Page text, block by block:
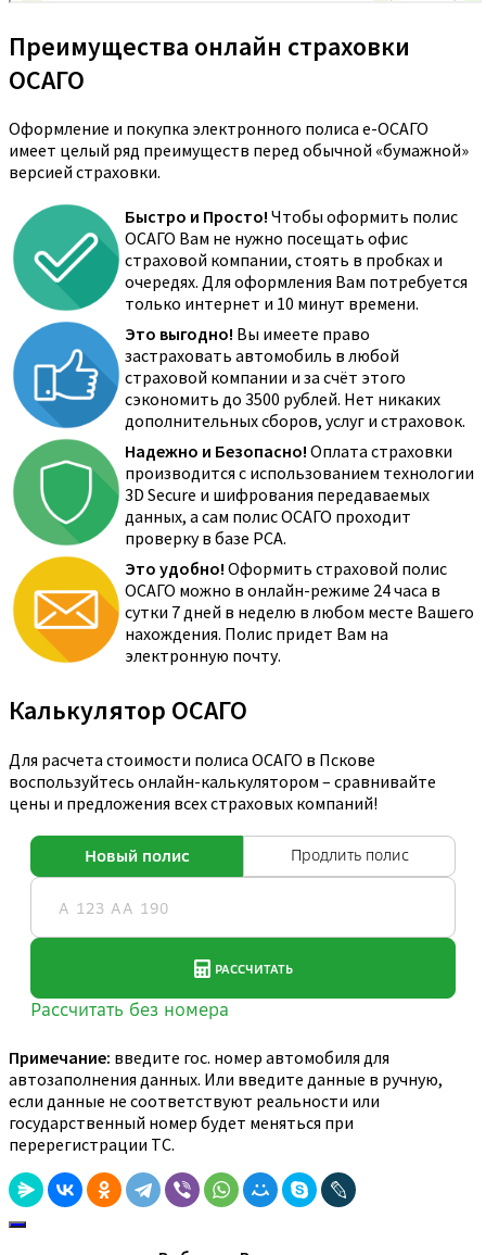
Преимущества онлайн страховки
ОСАГО
Оформление и покупка электронного полиса е-ОСАГО
имеет целый ряд преимуществ перед обычной «бумажной»
версией страховки.
Быстро и Просто! Чтобы оформить полис
ОСАГО Вам не нужно посещать офис
страховой компании, стоять в пробках и
очередях. Для оформления Вам потребуется
только интернет и 10 минут времени.
Это выгодно! Вы имеете право
застраховать автомобиль в любой
страховой компании и за счёт этого
сэкономить до 3500 рублей. Нет никаких
дополнительных сборов, услуг и страховок.
Надежно и Безопасно! Оплата страховки
производится с использованием технологии
3D Secure и шифрования передаваемых
данных, а сам полис ОСАГО проходит
проверку в базе РСА.
Это удобно! Оформить страховой полис
ОСАГО можно в онлайн-режиме 24 часа в
сутки 7 дней в неделю в любом месте Вашего
нахождения. Полис придет Вам на
электронную почту.
Калькулятор ОСАГО
Для расчета стоимости полиса ОСАГО в Пскове
воспользуйтесь онлайн-калькулятором – сравнивайте
цены и предложения всех страховых компаний!
Примечание: введите гос. номер автомобиля для
автозаполнения данных. Или введите данные в ручную,
если данные не соответствуют реальности или
государственный номер будет меняться при
перерегистрации ТС.